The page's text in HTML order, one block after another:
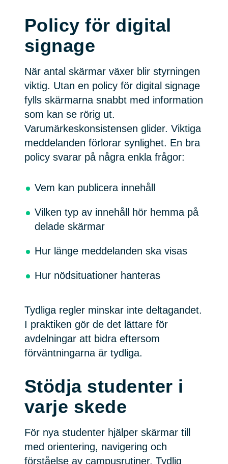
Policy för digital
signage
När antal skärmar växer blir styrningen
viktig. Utan en policy för digital signage
fylls skärmarna snabbt med information
som kan se rörig ut.
Varumärkeskonsistensen glider. Viktiga
meddelanden förlorar synlighet. En bra
policy svarar på några enkla frågor:
Vem kan publicera innehåll
Vilken typ av innehåll hör hemma på
delade skärmar
Hur länge meddelanden ska visas
Hur nödsituationer hanteras
Tydliga regler minskar inte deltagandet.
I praktiken gör de det lättare för
avdelningar att bidra eftersom
förväntningarna är tydliga.
Stödja studenter i
varje skede
För nya studenter hjälper skärmar till
med orientering, navigering och
förståelse av campusrutiner. Tydlig